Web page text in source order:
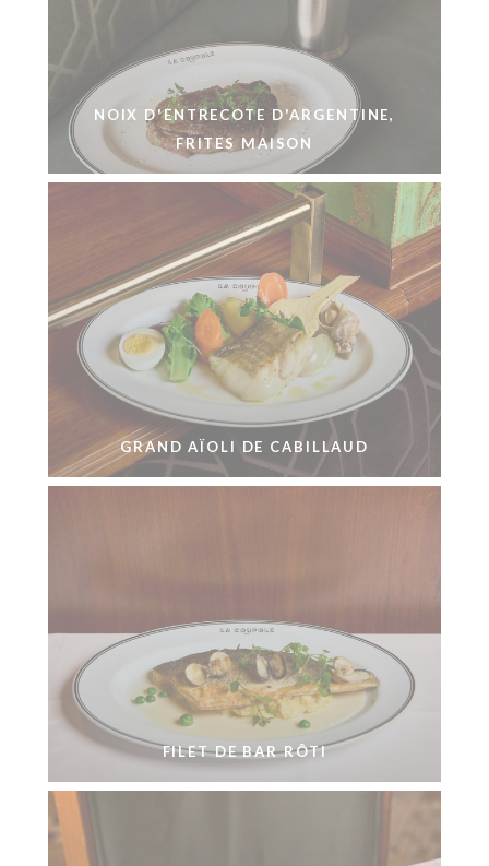
NOIX D'ENTRECOTE D'ARGENTINE,
FRITES MAISON
GRAND AÏOLI DE CABILLAUD
FILET DE BAR RÔTI